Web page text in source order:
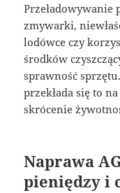
Przeładowywanie
zmywarki,
lodówce czy
środków
sprawność
przekłada się to
skrócenie
Naprawa
pieniędzy i